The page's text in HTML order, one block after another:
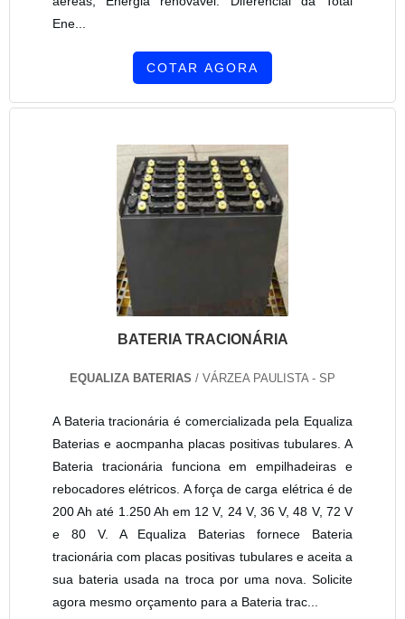
Ene...
COTAR AGORA
BATERIA TRACIONÁRIA
EQUALIZA BATERIAS / VÁRZEA PAULISTA - SP
A Bateria tracionária é comercializada pela Equaliza
Baterias e aocmpanha placas positivas tubulares. A
Bateria tracionária funciona em empilhadeiras e
rebocadores elétricos. A força de carga elétrica é de
200 Ah até 1.250 Ah em 12 V, 24 V, 36 V, 48 V, 72 V
e 80 V. A Equaliza Baterias fornece Bateria
tracionária com placas positivas tubulares e aceita a
sua bateria usada na troca por uma nova. Solicite
agora mesmo orçamento para a Bateria trac...